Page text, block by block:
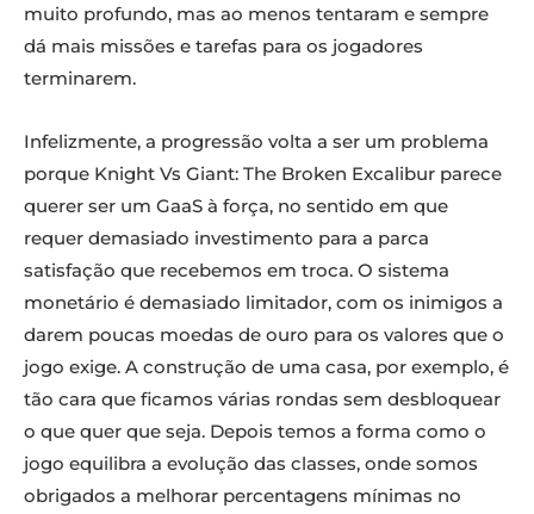
muito profundo, mas ao menos tentaram e sempre
dá mais missões e tarefas para os jogadores
terminarem.
Infelizmente, a progressão volta a ser um problema
porque Knight Vs Giant: The Broken Excalibur parece
querer ser um GaaS à força, no sentido em que
requer demasiado investimento para a parca
satisfação que recebemos em troca. O sistema
monetário é demasiado limitador, com os inimigos a
darem poucas moedas de ouro para os valores que o
jogo exige. A construção de uma casa, por exemplo, é
tão cara que ficamos várias rondas sem desbloquear
o que quer que seja. Depois temos a forma como o
jogo equilibra a evolução das classes, onde somos
obrigados a melhorar percentagens mínimas no